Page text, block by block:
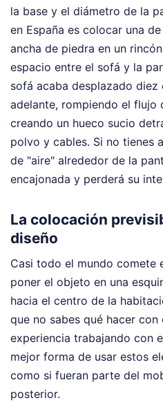
la base y el diámetro de la
en España es colocar una
ancha de piedra en un
espacio entre el sofá y la
sofá acaba desplazado diez
adelante, rompiendo el flujo
creando un hueco sucio
polvo y cables. Si no tienes
de "aire" alrededor de la
encajonada y perderá su
La colocación
diseño
Casi todo el mundo comete
poner el objeto en una
hacia el centro de la
que no sabes qué hacer con
experiencia trabajando con
mejor forma de usar estos
como si fueran parte del
posterior.